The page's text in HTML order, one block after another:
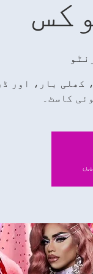
کھلی بار، اور
کاسٹ۔